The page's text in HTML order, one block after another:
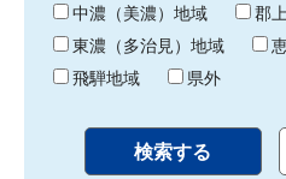
中濃（美濃）地域
郡
東濃（多治見）地域
飛騨地域
県外